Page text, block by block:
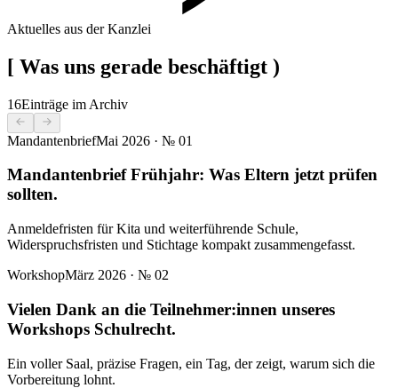
Aktuelles aus der Kanzlei
[ Was uns gerade beschäftigt )
16Einträge im Archiv
MandantenbriefMai 2026 · № 01
Mandantenbrief Frühjahr: Was Eltern jetzt prüfen
sollten.
Anmeldefristen für Kita und weiterführende Schule,
Widerspruchsfristen und Stichtage kompakt zusammengefasst.
WorkshopMärz 2026 · № 02
Vielen Dank an die Teilnehmer:innen unseres
Workshops Schulrecht.
Ein voller Saal, präzise Fragen, ein Tag, der zeigt, warum sich die
Vorbereitung lohnt.